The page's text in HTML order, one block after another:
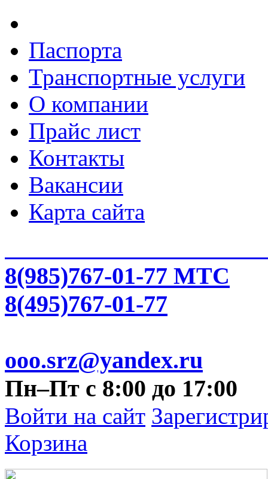
Паспорта
Транспортные услуги
О компании
Прайс лист
Контакты
Вакансии
Карта сайта
8(985)767-01-77 МТС
8(495)767-01-77
ooo.srz@yandex.ru
Пн–Пт с 8:00 до 17:00
Войти на сайт
Корзина